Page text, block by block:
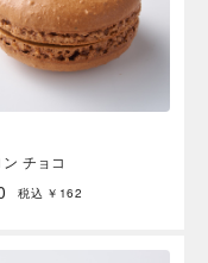
チョコ
税込 ￥162